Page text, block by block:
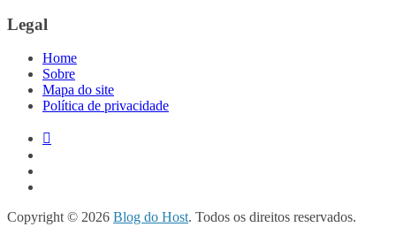
Legal
Home
Sobre
Mapa do site
Política de privacidade
Copyright © 2026 Blog do Host. Todos os direitos reservados.